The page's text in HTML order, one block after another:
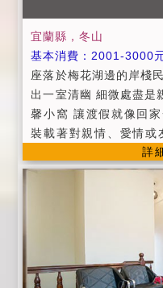
→本民宿包棟非完全包
客廳僅開放至晚上10點
用（內有自動麻將桌 廁
以上(加床不算)並需先
。 →若旅客於入住臨時
自願放棄本服務且不得
肉區需於訂房時預約，
及耗材並需自行清理 →
烤網）費用為200元。
氣球水球 。 →訂房流程
3 日內完成房價 50%
末五碼及轉帳金額，也
型名稱與聯絡姓名及電
宜蘭縣，冬山
基本消費：2001-3000
座落於梅花湖邊的岸棧
出一室清幽 細微處盡是
馨小窩 讓渡假就像回
裝載著對親情、愛情
▉平日/假日加人800 ▉
日至週四 ▉假日：週五
▉包棟：最多可10人入
床架 ▉獨立筒床墊
清潔用品 ▉小冰箱 ▉
網
詳